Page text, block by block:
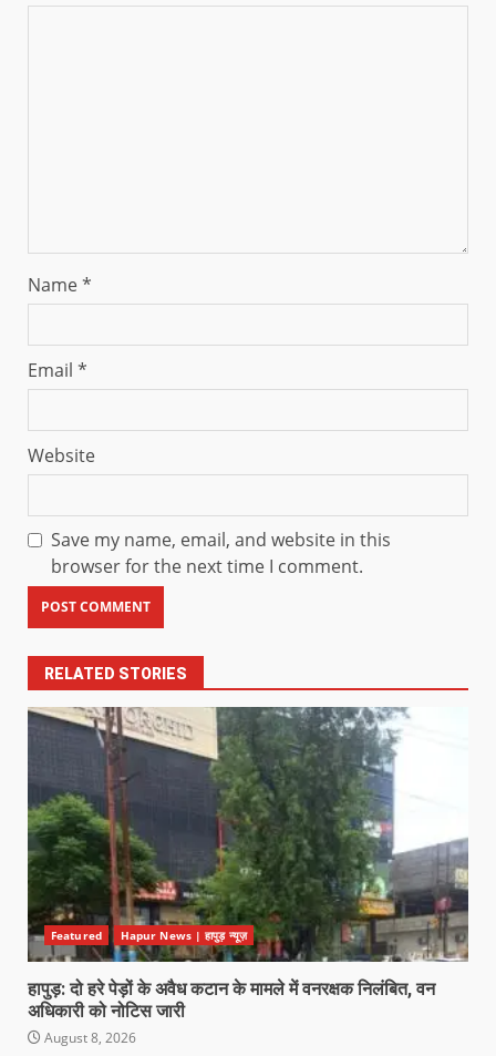
Name*
Email *
Website
Save my name, email, and website in this
browser for the next time I comment.
RELATED STORIES
Featured Hapur News | हापुड़ न्यूज़
हापुड़: दो हरे पेड़ों के अवैध कटान के मामले में वनरक्षक निलंबित, वन
अधिकारी को नोटिस जारी
August 8, 2026